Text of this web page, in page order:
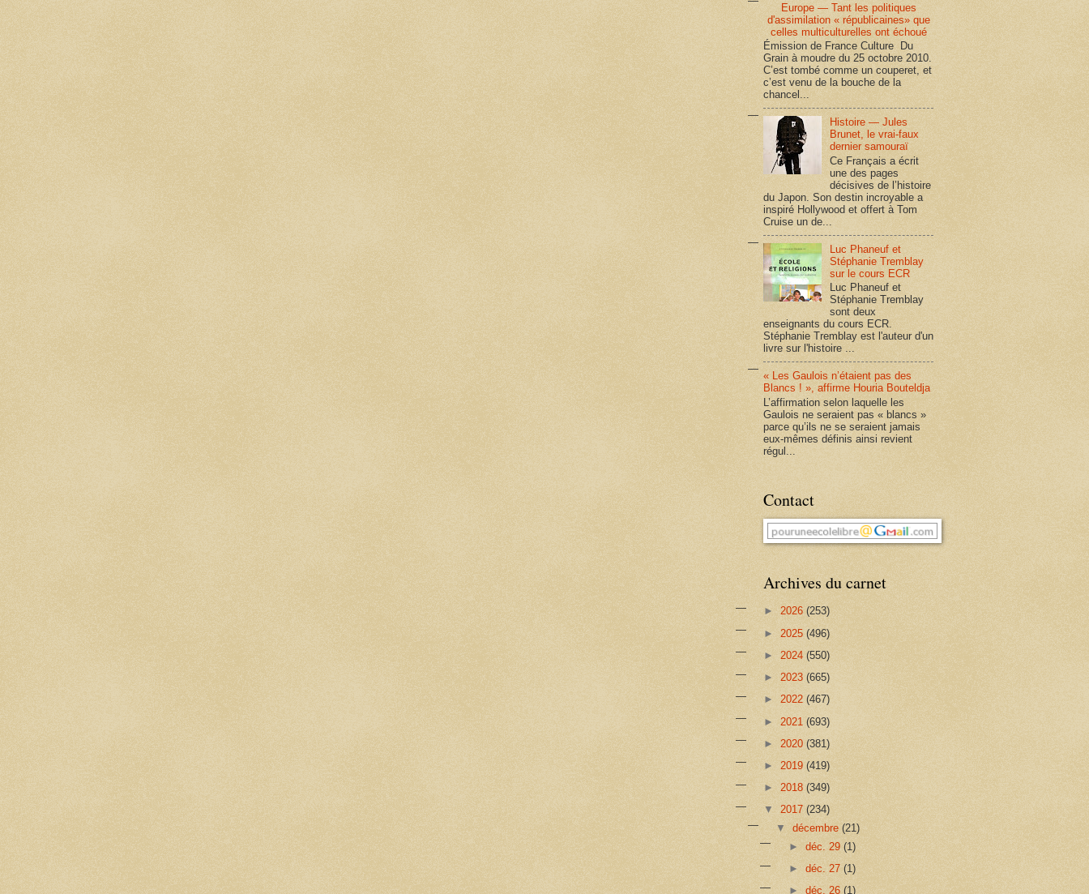
Europe — Tant les politiques
d'assimilation « républicaines» que
celles multiculturelles ont échoué
Émission de France Culture Du
Grain à moudre du 25 octobre 2010.
C’est tombé comme un couperet, et
c’est venu de la bouche de la
chancel...
Histoire — Jules
Brunet, le vrai-faux
dernier samouraï
Ce Français a écrit
une des pages
décisives de l’histoire
du Japon. Son destin incroyable a
inspiré Hollywood et offert à Tom
Cruise un de...
Luc Phaneuf et
Stéphanie Tremblay
sur le cours ECR
Luc Phaneuf et
Stéphanie Tremblay
sont deux
enseignants du cours ECR.
Stéphanie Tremblay est l'auteur d'un
livre sur l'histoire ...
« Les Gaulois n’étaient pas des
Blancs ! », affirme Houria Bouteldja
L’affirmation selon laquelle les
Gaulois ne seraient pas « blancs »
parce qu’ils ne se seraient jamais
eux-mêmes définis ainsi revient
régul...
Contact
Archives du carnet
► 2026 (253)
► 2025 (496)
► 2024 (550)
► 2023 (665)
► 2022 (467)
► 2021 (693)
► 2020 (381)
► 2019 (419)
► 2018 (349)
▼ 2017 (234)
▼décembre(21)
► déc. 29 (1)
► déc. 27 (1)
► déc. 26 (1)